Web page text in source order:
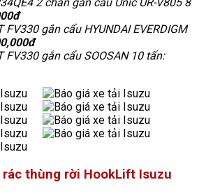
FV330 gắn cẩu HYUNDAI EVERDIGM
FV330 gắn cẩu SOOSAN 10 tấn:
thùng rời HookLift Isuzu